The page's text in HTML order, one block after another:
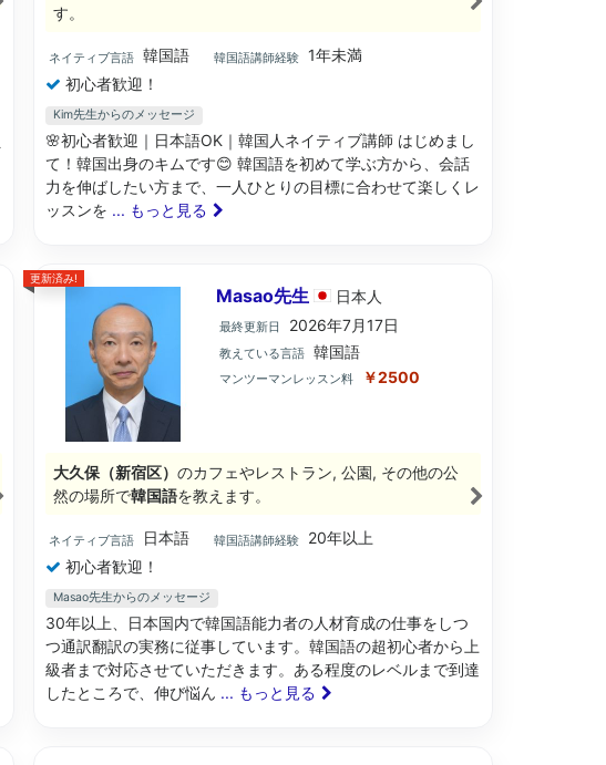
す。
ネイティブ言語 韓国語 韓国語講師経験
1年未満
初心者歓迎！
Kim先生からのメッセージ
🌸初心者歓迎｜日本語OK｜韓国人ネイティブ講師 はじめまし
て！韓国出身のキムです😊 韓国語を初めて学ぶ方から、会話
力を伸ばしたい方まで、一人ひとりの目標に合わせて楽しくレ
ッスンを ... もっと見る
更新済み!
Masao先生 日本 人
最終更新日 2026年7月17日
教えている言語 韓国語
マンツーマンレッスン料 ￥2500
大久保（新宿区） のカフェやレストラン, 公園, その他の公
然の場所で韓国語を教えます。
ネイティブ言語 日本語 韓国語講師経験
20年以上
初心者歓迎！
Masao先生からのメッセージ
30年以上、日本国内で韓国語能力者の人材育成の仕事をしつ
つ通訳翻訳の実務に従事しています。韓国語の超初心者から上
級者まで対応させていただきます。ある程度のレベルまで到達
したところで、伸び悩ん ... もっと見る